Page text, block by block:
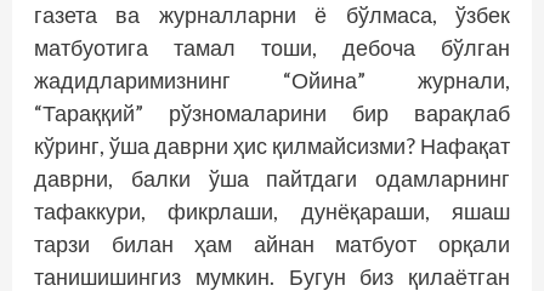
газета ва журналларни ё бўлмаса, ўзбек
матбуотига тамал тоши, дебоча бўлган
жадидларимизнинг “Ойина” журнали,
“Тараққий” рўзномаларини бир варақлаб
кўринг, ўша даврни ҳис қилмайсизми? Нафақат
даврни, балки ўша пайтдаги одамларнинг
тафаккури, фикрлаши, дунёқараши, яшаш
тарзи билан ҳам айнан матбуот орқали
танишишингиз мумкин. Бугун биз қилаётган